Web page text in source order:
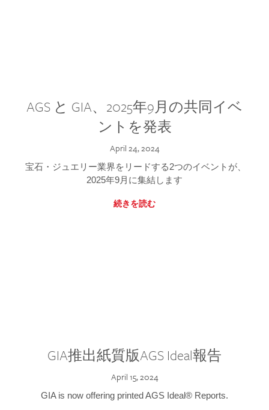
AGS と GIA、2025年9月の共同イベ
ントを発表
April 24, 2024
宝石・ジュエリー業界をリードする2つのイベントが、
2025年9月に集結します
続きを読む
GIA推出紙質版AGS Ideal報告
April 15, 2024
GIA is now offering printed AGS Ideal® Reports.